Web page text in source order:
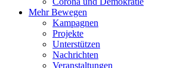
Mehr Bewegen
Kampagnen
Projekte
Unterstützen
Nachrichten
Veranstaltungen